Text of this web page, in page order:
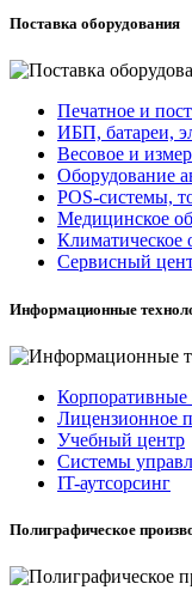
Поставка оборудования
Печатное и
ИБП, батареи,
Весовое и
Оборудование
POS-системы,
Медицинское
Климатическое
Сервисный
Информационные
Лицензионное
Учебный центр
Системы
IT-аутсорсинг
Полиграфическое